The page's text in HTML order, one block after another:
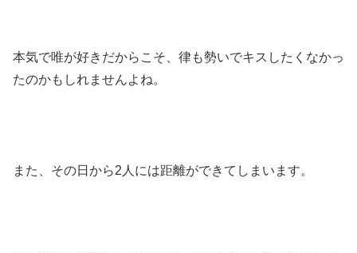
本気で唯が好きだからこそ、律も勢いでキスしたくなかっ
たのかもしれませんよね。
また、その日から2人には距離ができてしまいます。